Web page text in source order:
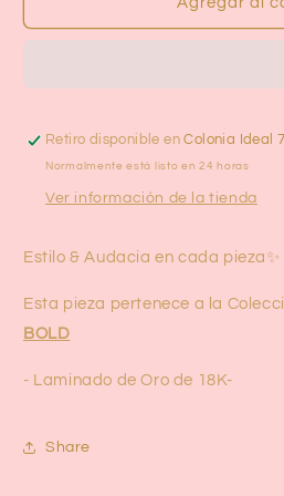
Love
Love
Retiro disponible enColonia Ideal
Normalmente está listo en 24 horas
Ver información de la tienda
Estilo & Audacia en cada pieza✨
Esta pieza pertenece a la
BOLD
- Laminado de Oro de 18K-
Share